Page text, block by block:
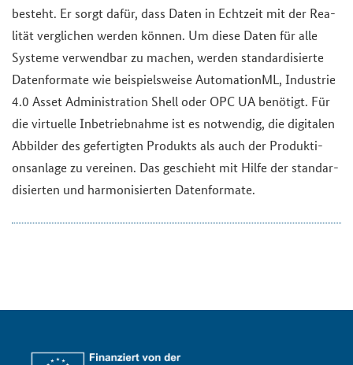
be­steht. Er sorgt dafür, dass Daten in Echt­zeit mit der Rea­
li­tät ver­gli­chen wer­den kön­nen. Um diese Daten für alle
Sys­te­me ver­wend­bar zu ma­chen, wer­den stan­dar­di­sier­te
Da­ten­for­ma­te wie bei­spiels­wei­se Au­to­ma­ti­onML, In­dus­trie
4.0 Asset Ad­mi­nis­tra­ti­on Shell oder OPC UA be­nö­tigt. Für
die vir­tu­el­le In­be­trieb­nah­me ist es not­wen­dig, die di­gi­ta­len
Ab­bil­der des ge­fer­tig­ten Pro­dukts als auch der Pro­duk­ti­
ons­an­la­ge zu ver­ei­nen. Das ge­schieht mit Hilfe der stan­dar­
di­sier­ten und har­mo­ni­sier­ten Da­ten­for­ma­te.